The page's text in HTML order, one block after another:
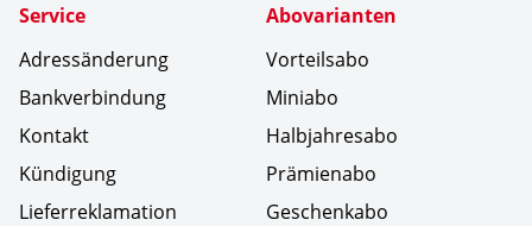
Service
Adressänderung
Bankverbindung
Kontakt
Kündigung
Lieferreklamation
Abovarianten
Vorteilsabo
Miniabo
Halbjahresabo
Prämienabo
Geschenkabo